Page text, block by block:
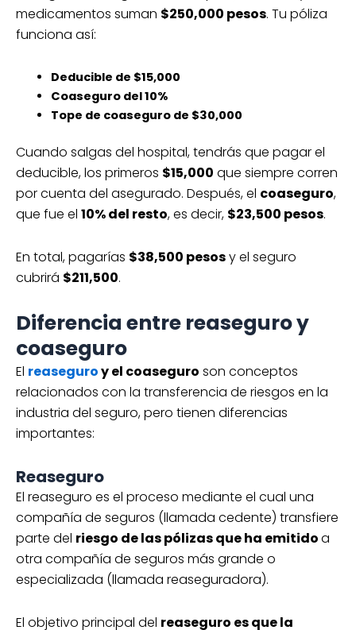
medicamentos suman $250,000 pesos. Tu póliza
funciona así:
Deducible de $15,000
Coaseguro del 10%
Tope de coaseguro de $30,000
Cuando salgas del hospital, tendrás que pagar el
deducible, los primeros $15,000 que siempre corren
por cuenta del asegurado. Después, el coaseguro,
que fue el 10% del resto, es decir, $23,500 pesos.
En total, pagarías $38,500 pesosy el seguro
cubrirá $211,500.
Diferencia entre reaseguro y
coaseguro
El reaseguroy el coaseguro son conceptos
relacionados con la transferencia de riesgos en la
industria del seguro, pero tienen diferencias
importantes:
Reaseguro
El reaseguro es el proceso mediante el cual una
compañía de seguros (llamada cedente) transfiere
parte del riesgo de las pólizas que ha emitidoa
otra compañía de seguros más grande o
especializada (llamada reaseguradora).
El objetivo principal del reaseguro es que la